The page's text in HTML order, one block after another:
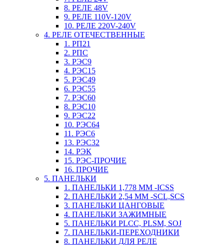
8. РЕЛЕ 48V
9. РЕЛЕ 110V-120V
10. РЕЛЕ 220V-240V
4. РЕЛЕ ОТЕЧЕСТВЕННЫЕ
1. РП21
2. РПС
3. РЭС9
4. РЭС15
5. РЭС49
6. РЭС55
7. РЭС60
8. РЭС10
9. РЭС22
10. РЭС64
11. РЭС6
13. РЭС32
14. РЭК
15. РЭС-ПРОЧИЕ
16. ПРОЧИЕ
5. ПАНЕЛЬКИ
1. ПАНЕЛЬКИ 1,778 ММ -ICSS
2. ПАНЕЛЬКИ 2,54 ММ -SCL,SCS
3. ПАНЕЛЬКИ ЦАНГОВЫЕ
4. ПАНЕЛЬКИ ЗАЖИМНЫЕ
5. ПАНЕЛЬКИ PLCC, PLSM, SOJ
7. ПАНЕЛЬКИ-ПЕРЕХОДНИКИ
8. ПАНЕЛЬКИ ДЛЯ РЕЛЕ